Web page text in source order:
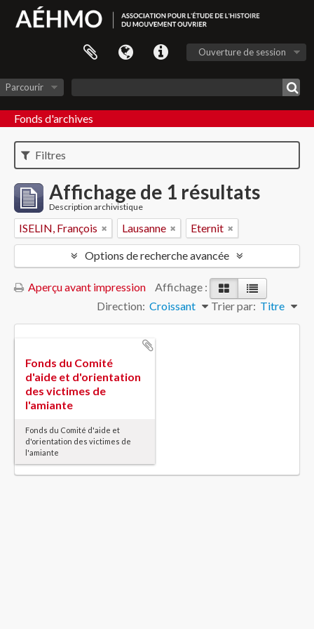
Ouverture de session
Parcourir
Fonds d'archives
Filtres
Affichage de 1 résultats
Description archivistique
ISELIN, François Lausanne Eternit
Options de recherche avancée
Aperçu avant impression
Affichage :
Trier par: Titre
Direction: Croissant
Fonds du Comité
d'aide et d'orientation
des victimes de
l'amiante
Fonds du Comité d'aide et
d'orientation des victimes de
l'amiante